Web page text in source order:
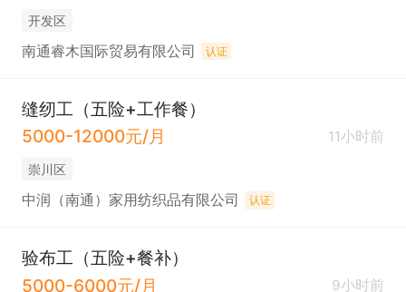
开发区
南通睿木国际贸易有限公司 认证
缝纫工（五险+工作餐）
5000-12000元/月
11小时前
崇川区
中润（南通）家用纺织品有限公司 认证
验布工（五险+餐补）
5000-6000元/月
9小时前